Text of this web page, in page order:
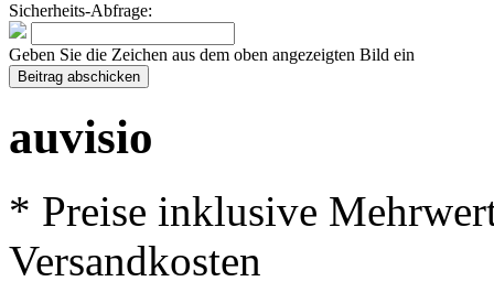
Sicherheits-Abfrage:
Geben Sie die Zeichen aus dem oben angezeigten Bild ein
auvisio
* Preise inklusive
Versandkosten